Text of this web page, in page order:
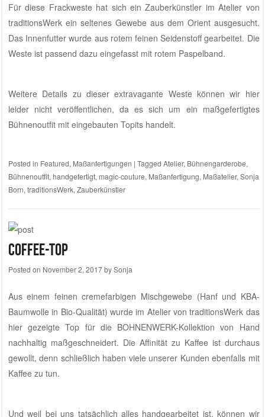
Für diese Frackweste hat sich ein Zauberkünstler im Atelier von
traditionsWerk ein seltenes Gewebe aus dem Orient ausgesucht.
Das Innenfutter wurde aus rotem feinen Seidenstoff gearbeitet. Die
Weste ist passend dazu eingefasst mit rotem Paspelband.
Weitere Details zu dieser extravagante Weste können wir hier
leider nicht veröffentlichen, da es sich um ein maßgefertigtes
Bühnenoutfit mit eingebauten Topits handelt.
Posted in Featured, Maßanfertigungen | Tagged Atelier, Bühnengarderobe,
Bühnenoutfit, handgefertigt, magic-couture, Maßanfertigung, Maßatelier, Sonja
Born, traditionsWerk, Zauberkünstler
Coffee-Top
Posted on November 2, 2017bySonja
Aus einem feinen cremefarbigen Mischgewebe (Hanf und KBA-
Baumwolle in Bio-Qualität) wurde im Atelier von traditionsWerk das
hier gezeigte Top für die BOHNENWERK-Kollektion von Hand
nachhaltig maßgeschneidert. Die Affinität zu Kaffee ist durchaus
gewollt, denn schließlich haben viele unserer Kunden ebenfalls mit
Kaffee zu tun.
Und weil bei uns tatsächlich alles handgearbeitet ist, können wir